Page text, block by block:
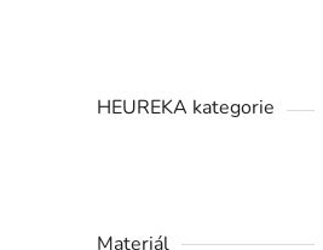
HEUREKA kategorie
Materiál